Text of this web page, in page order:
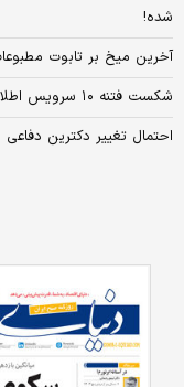
شده!
آخرین میخ بر تابوت
شکست فتنه ۱۰ سرویس اطلاعاتی علیه ایران
احتمال تغییر دکترین دفاعی